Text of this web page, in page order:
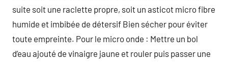
suite soit une raclette propre, soit un asticot micro fibre
humide et imbibée de détersif Bien sécher pour éviter
toute empreinte. Pour le micro onde : Mettre un bol
d’eau ajouté de vinaigre jaune et rouler puis passer une